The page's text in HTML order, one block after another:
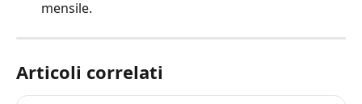
mensile.
Articoli correlati